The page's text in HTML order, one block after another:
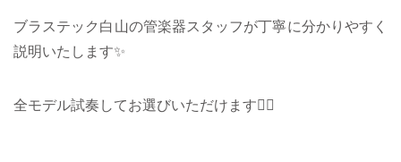
ブラステック白山の管楽器スタッフが丁寧に分かりやすく
説明いたします✨
全モデル試奏してお選びいただけます🙆‍♀️